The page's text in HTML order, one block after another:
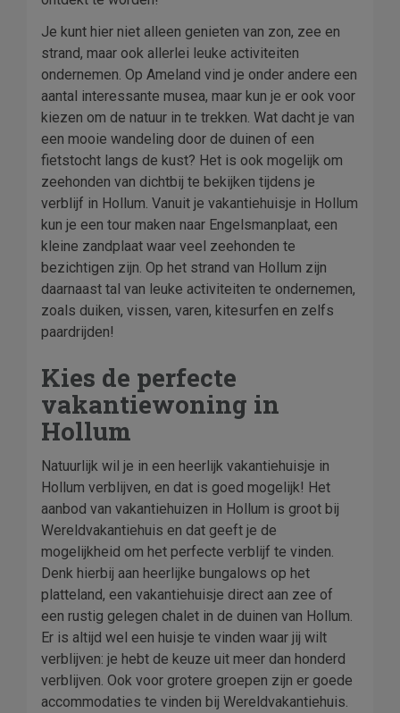
Je kunt hier niet alleen genieten van zon, zee en
strand, maar ook allerlei leuke activiteiten
ondernemen. Op Ameland vind je onder andere een
aantal interessante musea, maar kun je er ook voor
kiezen om de natuur in te trekken. Wat dacht je van
een mooie wandeling door de duinen of een
fietstocht langs de kust? Het is ook mogelijk om
zeehonden van dichtbij te bekijken tijdens je
verblijf in Hollum. Vanuit je vakantiehuisje in Hollum
kun je een tour maken naar Engelsmanplaat, een
kleine zandplaat waar veel zeehonden te
bezichtigen zijn. Op het strand van Hollum zijn
daarnaast tal van leuke activiteiten te ondernemen,
zoals duiken, vissen, varen, kitesurfen en zelfs
paardrijden!
Kies de perfecte
vakantiewoning in
Hollum
Natuurlijk wil je in een heerlijk vakantiehuisje in
Hollum verblijven, en dat is goed mogelijk! Het
aanbod van vakantiehuizen in Hollum is groot bij
Wereldvakantiehuis en dat geeft je de
mogelijkheid om het perfecte verblijf te vinden.
Denk hierbij aan heerlijke bungalows op het
platteland, een vakantiehuisje direct aan zee of
een rustig gelegen chalet in de duinen van Hollum.
Er is altijd wel een huisje te vinden waar jij wilt
verblijven: je hebt de keuze uit meer dan honderd
verblijven. Ook voor grotere groepen zijn er goede
accommodaties te vinden bij Wereldvakantiehuis.